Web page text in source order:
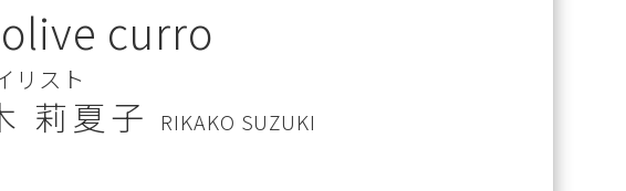
curro
リスト
莉夏子
RIKAKO SUZUKI